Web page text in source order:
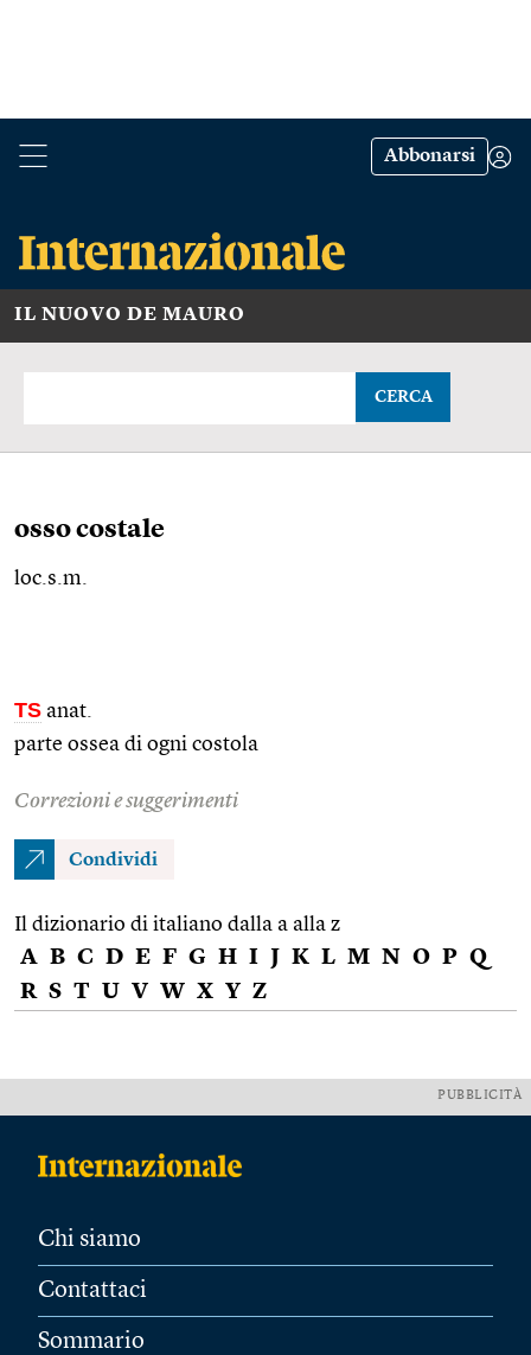
Abbonarsi
IL NUOVO DE MAURO
CERCA
osso costale
loc.s.m.
TS anat.
parte ossea di ogni costola
Correzioni e suggerimenti
Condividi
Il dizionario di italiano dalla a alla z
A B C D E F G H I J K L M N O P Q
R S T U V W X Y Z
PUBBLICITÀ
Chi siamo
Contattaci
Sommario